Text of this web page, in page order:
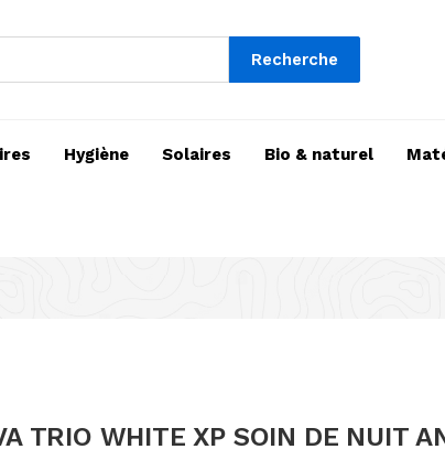
Recherche
Hygiène Solaires Bio & naturel
TRIO WHITE XP SOIN DE NUIT